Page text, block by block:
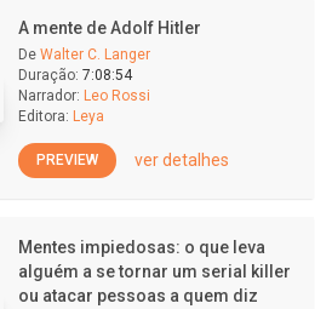
A mente de Adolf Hitler
De Walter C. Langer
Duração: 7:08:54
Narrador: Leo Rossi
Editora: Leya
PREVIEW ver detalhes
Mentes impiedosas: o que leva
alguém a se tornar um serial killer
ou atacar pessoas a quem diz